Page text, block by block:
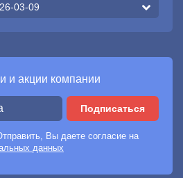
03-09
и акции компании
Подписаться
Вы даете согласие на
данных